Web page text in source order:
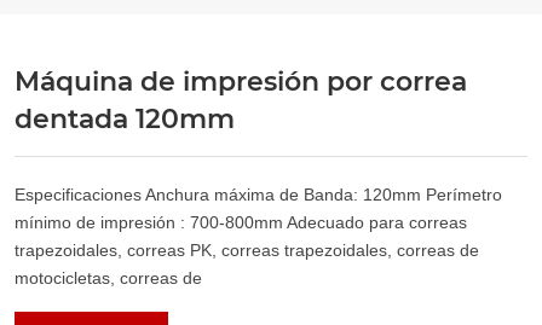
PARA BANDA DE DISTRIBUCIÓN
Máquina de impresión por correa
dentada 120mm
Especificaciones Anchura máxima de Banda: 120mm Perímetro
mínimo de impresión : 700-800mm Adecuado para correas
trapezoidales, correas PK, correas trapezoidales, correas de
motocicletas, correas de